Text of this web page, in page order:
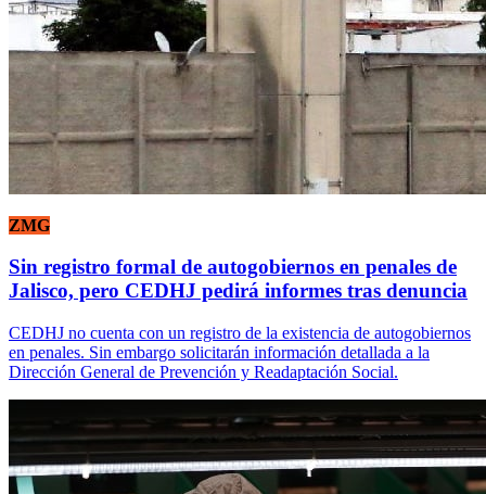
ZMG
Sin registro formal de autogobiernos en penales de
Jalisco, pero CEDHJ pedirá informes tras denuncia
CEDHJ no cuenta con un registro de la existencia de autogobiernos
en penales. Sin embargo solicitarán información detallada a la
Dirección General de Prevención y Readaptación Social.